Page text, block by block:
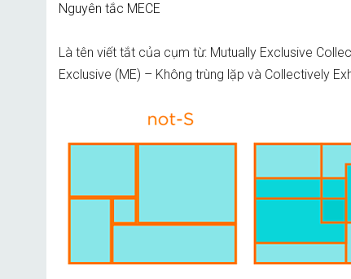
Nguyên tắc MECE
Là tên viết tắt của cụm từ: Mutually Exclusive
Exclusive (ME) – Không trùng lặp và Collectively